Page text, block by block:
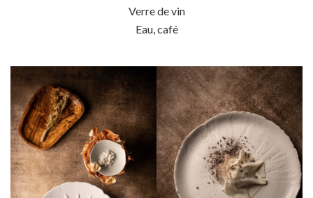
Verre de vin
Eau, café